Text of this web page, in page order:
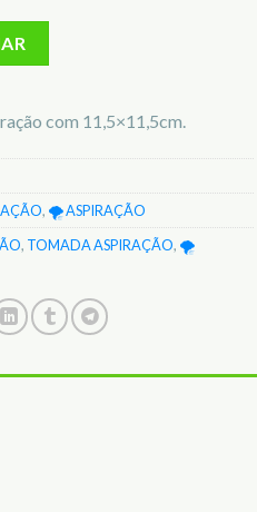
com 11,5×11,5cm.
, 🌪️ ASPIRAÇÃO
, TOMADA ASPIRAÇÃO, 🌪️